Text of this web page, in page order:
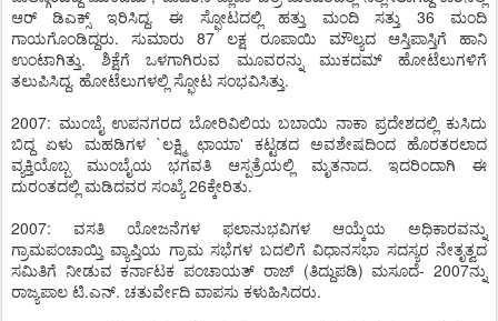
ಆರ್ ಡಿಎಕ್ಸ್ ಇರಿಸಿದ್ದ. ಈ ಸ್ಫೋಟದಲ್ಲಿ ಹತ್ತು ಮಂದಿ ಸತ್ತು 36 ಮಂದಿ
ಗಾಯಗೊಂಡಿದ್ದರು. ಸುಮಾರು 87 ಲಕ್ಷ ರೂಪಾಯಿ ಮೌಲ್ಯದ ಆಸ್ತಿಪಾಸ್ತಿಗೆ ಹಾನಿ
ಉಂಟಾಗಿತ್ತು. ಶಿಕ್ಷೆಗೆ ಒಳಗಾಗಿರುವ ಮೂವರನ್ನು ಮುಕದಮ್ ಹೋಟೆಲುಗಳಿಗೆ
ತಲುಪಿಸಿದ್ದ. ಹೋಟೆಲುಗಳಲ್ಲಿ ಸ್ಫೋಟ ಸಂಭವಿಸಿತ್ತು.
2007: ಮುಂಬೈ ಉಪನಗರದ ಬೋರಿವಿಲಿಯ ಬಬಾಯಿ ನಾಕಾ ಪ್ರದೇಶದಲ್ಲಿ ಕುಸಿದು
ಬಿದ್ದ ಏಳು ಮಹಡಿಗಳ `ಲಕ್ಷ್ಮಿ ಛಾಯಾ' ಕಟ್ಟಡದ ಅವಶೇಷದಿಂದ ಹೊರತರಲಾದ
ವ್ಯಕ್ತಿಯೊಬ್ಬ ಮುಂಬೈಯ ಭಗವತಿ ಆಸ್ಪತ್ರೆಯಲ್ಲಿ ಮೃತನಾದ. ಇದರಿಂದಾಗಿ ಈ
ದುರಂತದಲ್ಲಿ ಮಡಿದವರ ಸಂಖ್ಯೆ 26ಕ್ಕೇರಿತು.
2007: ವಸತಿ ಯೋಜನೆಗಳ ಫಲಾನುಭವಿಗಳ ಆಯ್ಕೆಯ ಅಧಿಕಾರವನ್ನು
ಗ್ರಾಮಪಂಚಾಯ್ತಿ ವ್ಯಾಪ್ತಿಯ ಗ್ರಾಮ ಸಭೆಗಳ ಬದಲಿಗೆ ವಿಧಾನಸಭಾ ಸದಸ್ಯರ ನೇತೃತ್ವದ
ಸಮಿತಿಗೆ ನೀಡುವ ಕರ್ನಾಟಕ ಪಂಚಾಯತ್ ರಾಜ್ (ತಿದ್ದುಪಡಿ) ಮಸೂದೆ- 2007ನ್ನು
ರಾಜ್ಯಪಾಲ ಟಿ.ಎನ್. ಚತುರ್ವೇದಿ ವಾಪಸು ಕಳುಹಿಸಿದರು.